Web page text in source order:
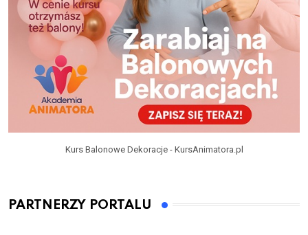
Kurs Balonowe Dekoracje - KursAnimatora.pl
PARTNERZY PORTALU